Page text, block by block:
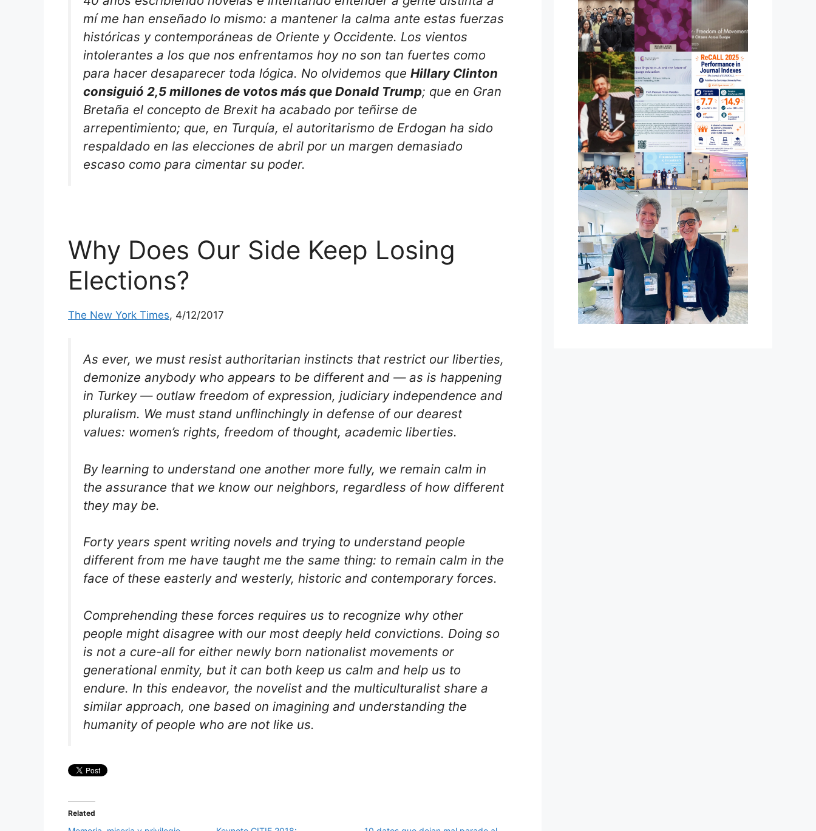
mí me han enseñado lo mismo: a mantener la calma ante estas fuerzas
históricas y contemporáneas de Oriente y Occidente. Los vientos
intolerantes a los que nos enfrentamos hoy no son tan fuertes como
para hacer desaparecer toda lógica. No olvidemos que Hillary Clinton
consiguió 2,5 millones de votos más que Donald Trump; que en Gran
Bretaña el concepto de Brexit ha acabado por teñirse de
arrepentimiento; que, en Turquía, el autoritarismo de Erdogan ha sido
respaldado en las elecciones de abril por un margen demasiado
escaso como para cimentar su poder.
Why Does Our Side Keep Losing
Elections?
The New York Times, 4/12/2017
As ever, we must resist authoritarian instincts that restrict our liberties,
demonize anybody who appears to be different and — as is happening
in Turkey — outlaw freedom of expression, judiciary independence and
pluralism. We must stand unflinchingly in defense of our dearest
values: women’s rights, freedom of thought, academic liberties.
By learning to understand one another more fully, we remain calm in
the assurance that we know our neighbors, regardless of how different
they may be.
Forty years spent writing novels and trying to understand people
different from me have taught me the same thing: to remain calm in the
face of these easterly and westerly, historic and contemporary forces.
Comprehending these forces requires us to recognize why other
people might disagree with our most deeply held convictions. Doing so
is not a cure-all for either newly born nationalist movements or
generational enmity, but it can both keep us calm and help us to
endure. In this endeavor, the novelist and the multiculturalist share a
similar approach, one based on imagining and understanding the
humanity of people who are not like us.
Related